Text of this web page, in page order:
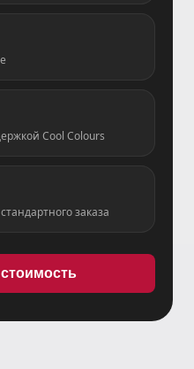
Cool Colours
заказа